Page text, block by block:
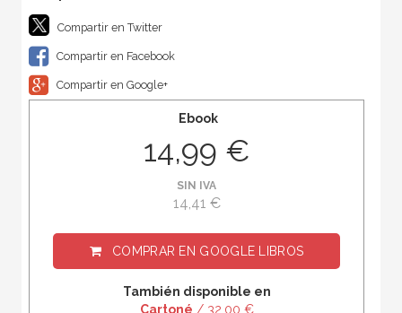
Compartir en Twitter
Compartir en Facebook
Compartir en Google+
Ebook
14,99 €
SIN IVA
14,41 €
COMPRAR EN GOOGLE LIBROS
También disponible en
Cartoné / 32,00 €